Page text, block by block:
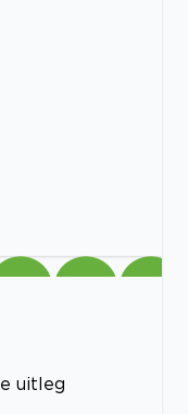
uitleg